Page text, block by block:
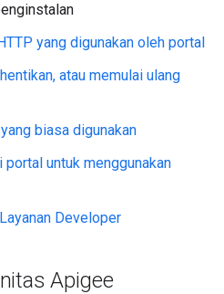
yang digunakan oleh portal
atau memulai ulang
biasa digunakan
untuk menggunakan
Developer
Apigee